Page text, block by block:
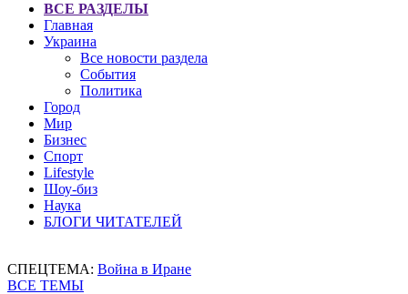
ВСЕ РАЗДЕЛЫ
Главная
Украина
Все новости раздела
События
Политика
Город
Мир
Бизнес
Спорт
Lifestyle
Шоу-биз
Наука
БЛОГИ ЧИТАТЕЛЕЙ
СПЕЦТЕМА: Война в Иране
ВСЕ ТЕМЫ